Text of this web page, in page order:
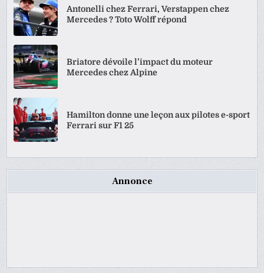
Antonelli chez Ferrari, Verstappen chez
Mercedes ? Toto Wolff répond
Briatore dévoile l’impact du moteur
Mercedes chez Alpine
Hamilton donne une leçon aux pilotes e-sport
Ferrari sur F1 25
Annonce